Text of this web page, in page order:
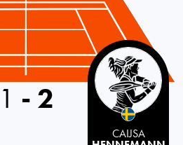
1 - 2
CAIJSA